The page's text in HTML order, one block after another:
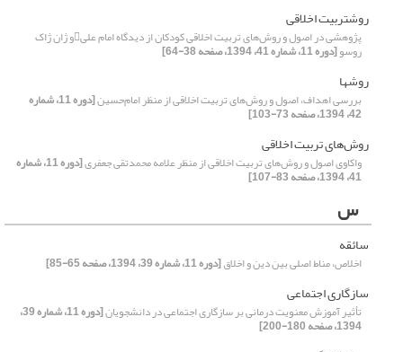
روشتربیت اخلاقی
پژوهشی در اصول و روش‌های تربیت اخلاقی کودکان از دیدگاه امام علیو ژان ژاک
روسو[دوره 11، شماره 41، 1394، صفحه 38-64]
روشها
بررسی اهداف، اصول و روش‌های تربیت اخلاقی از منظر امام‌حسین [دوره 11، شماره
42، 1394، صفحه 73-103]
روش‌های تربیت اخلاقی
واکاوی اصول و روش‌های تربیت اخلاقی از منظر علامه محمدتقی جعفری [دوره 11، شماره
41، 1394، صفحه 83-107]
س
سائقه
اخلاص، مناط اصلی بین دین و اخلاق[دوره 11، شماره 39، 1394، صفحه 65-85]
سازگاری اجتماعی
تأثیر آموزش معنویت درمانی بر سازگاری اجتماعی در دانشجویان [دوره 11، شماره 39،
1394، صفحه 180-200]